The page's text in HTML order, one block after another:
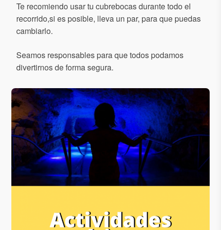
Te recomiendo usar tu cubrebocas durante todo el
recorrido,si es posible, lleva un par, para que puedas
cambiarlo.
Seamos responsables para que todos podamos
divertirnos de forma segura.